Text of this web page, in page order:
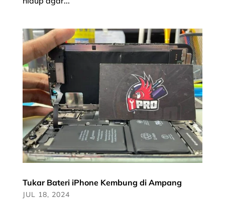
Tukar Bateri iPhone Kembung di Ampang
JUL 18, 2024